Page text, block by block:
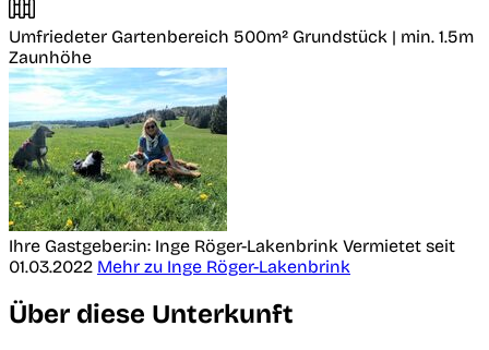
Umfriedeter Gartenbereich 500m² Grundstück | min. 1.5m
Zaunhöhe
Ihre Gastgeber:in: Inge Röger-Lakenbrink Vermietet seit
01.03.2022 Mehr zu Inge Röger-Lakenbrink
Über diese Unterkunft